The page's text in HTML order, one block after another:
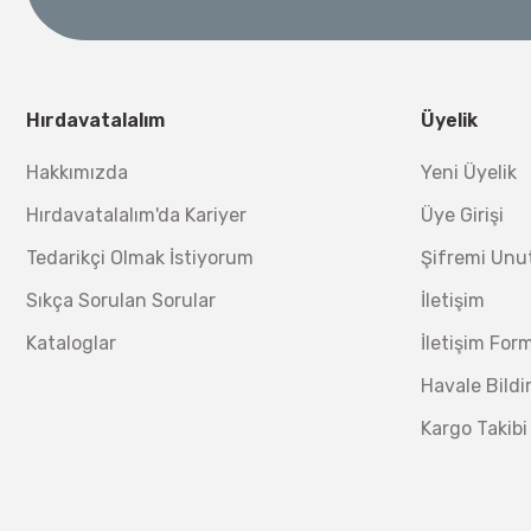
230,40 TL
Hırdavatalalım
Hakkımızda
Hırdavatalalım'da Kariyer
Tedarikçi Olmak İstiyorum
Sıkça Sorulan Sorular
Kataloglar
Üyelik
Yeni Üyelik
Üye Girişi
Şifremi
İletişim
İletişim
Havale
Kargo Takibi